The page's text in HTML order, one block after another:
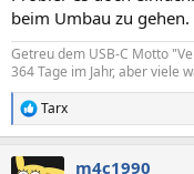
beim Umbau zu gehen.
Getreu dem USB-C Motto
364 Tage im Jahr, aber viele
R
e
k
Tarx
m4c1990